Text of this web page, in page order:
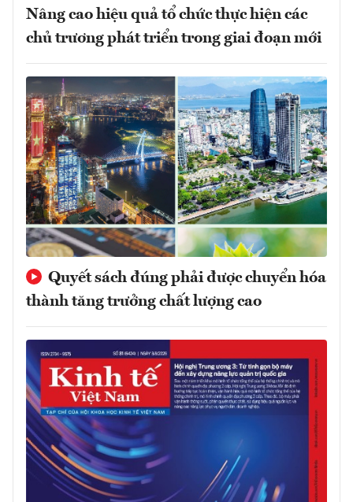
Nâng cao hiệu quả tổ chức thực hiện các
chủ trương phát triển trong giai đoạn mới
Quyết sách đúng phải được chuyển hóa
thành tăng trưởng chất lượng cao